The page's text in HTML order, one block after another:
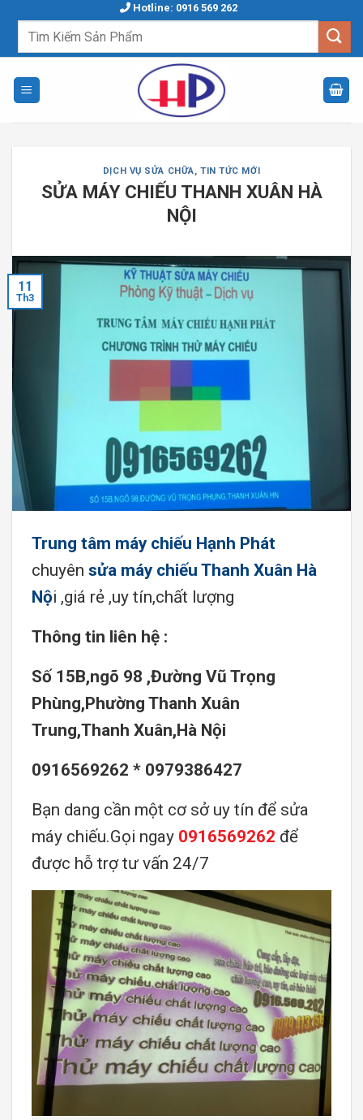
content
Hotline: 0916 569 262
Tìm
DỊCH VỤ SỬA CHỮA, TIN TỨC MỚI
SỬA MÁY CHIẾU THANH XUÂN HÀ
NỘI
11
Th3
Trung tâm máy chiếu Hạnh Phát
chuyên sửa máy chiếu Thanh Xuân Hà
Nội ,giá rẻ ,uy tín,chất lượng
Thông tin liên hệ :
Số 15B,ngõ 98 ,Đường Vũ Trọng
Phùng,Phường Thanh Xuân
Trung,Thanh Xuân,Hà Nội
0916569262 * 0979386427
Bạn dang cần một cơ sở uy tín để sửa
máy chiếu.Gọi ngay 0916569262 để
được hỗ trợ tư vấn 24/7